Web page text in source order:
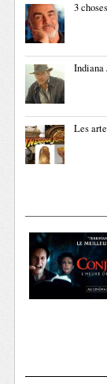
3
Indiana
Les